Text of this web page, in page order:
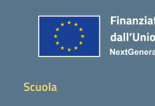
Scuola